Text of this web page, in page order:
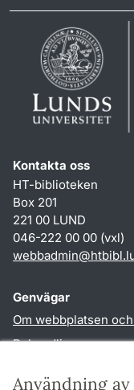
Användning av
Kontakta oss
HT-biblioteken
Box 201
221 00 LUND
046-222 00 00 (vxl)
webbadmin@
Genvägar
Om webbplatsen
Behandling av